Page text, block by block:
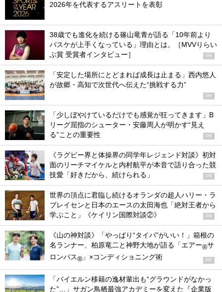
2026年を代表するアスリートを表彰
38歳でも進化を続ける篠山竜青が語る「10年前より
バスケが上手くなっている」理由とは。［MVVりらい
ぶ賞 受賞者インタビュー］
PR
「安定した場所にとどまれば成長は止まる」西内悠人
が故郷・高知で次世代へ伝えた“挑戦する力”
PR
「少しぼやけているだけでも感覚が狂ってきます」B
リーグ屈指のシューター・安藤周人が明かす“見え
る”ことの重要性
PR
《ラグビー界と体操界の同学年レジェンド対談》初対
面のリーチマイケルと内村航平が本音で語り合った競
技愛「好きだから、続けられる」
PR
世界の頂点に君臨し続けるオランダの超人ハリー・ラ
ブレイセンと日本のエースの太田海也「絶対王者から
学ぶこと」《ケイリン国際対談②》
PR
《山の神対談》「やっぱり“タイパ”がいい！」箱根の
名ランナー、柏原竜二と神野大地が語る「エアー®サ
ロンパス® 」×コンディショニング術 PR
「バイエルン移籍の逸材輩出も“グラウンドがなかっ
た”…」サガン鳥栖最強アカデミーを変えた『企業版